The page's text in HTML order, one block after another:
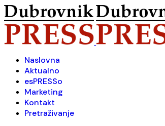
Naslovna
Aktualno
esPRESSo
Marketing
Kontakt
Pretraživanje